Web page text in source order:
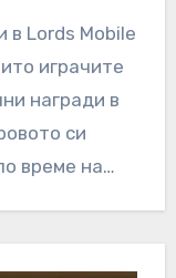
играчите
награди в
си
време на…